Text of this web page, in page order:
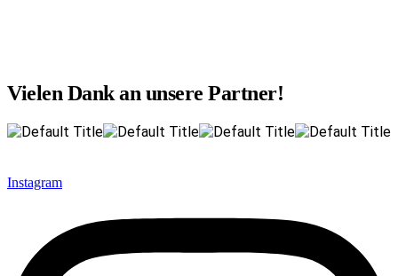
Vielen Dank an unsere Partner!
Instagram